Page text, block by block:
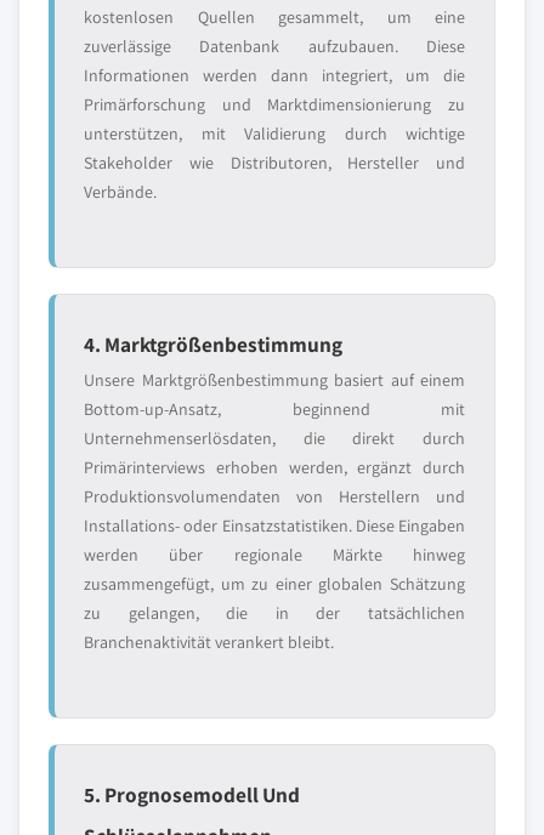
kostenlosen Quellen gesammelt, um eine
zuverlässige Datenbank aufzubauen. Diese
Informationen werden dann integriert, um die
Primärforschung und Marktdimensionierung zu
unterstützen, mit Validierung durch wichtige
Stakeholder wie Distributoren, Hersteller und
Verbände.
4. Marktgrößenbestimmung
Unsere Marktgrößenbestimmung basiert auf einem
Bottom-up-Ansatz, beginnend mit
Unternehmenserlösdaten, die direkt durch
Primärinterviews erhoben werden, ergänzt durch
Produktionsvolumendaten von Herstellern und
Installations- oder Einsatzstatistiken. Diese Eingaben
werden über regionale Märkte hinweg
zusammengefügt, um zu einer globalen Schätzung
zu gelangen, die in der tatsächlichen
Branchenaktivität verankert bleibt.
5. Prognosemodell Und